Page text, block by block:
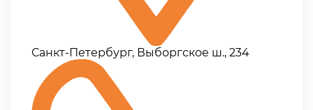
Санкт-Петербург, Выборгское ш., 234